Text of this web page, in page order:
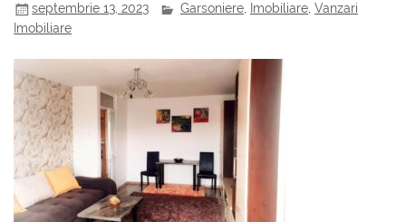
septembrie 13, 2023 Garsoniere, Imobiliare,Vanzari
Imobiliare